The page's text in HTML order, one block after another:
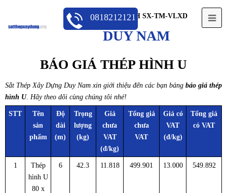
CÔNG TY TNHH SX-TM-VLXD
DUY NAM
0818212121
BÁO GIÁ THÉP HÌNH U
Sắt Thép Xây Dựng Duy Nam xin giới thiệu đến các bạn bảng báo giá thép
hình U. Hãy theo dõi cùng chúng tôi nhé!
STT
Tên
sản
phẩm
Độ
dài
(m)
Trọng
lượng
(kg)
Giá
chưa
VAT
(đ/kg)
Tổng giá
chưa
VAT
Giá có
VAT
(đ/kg)
Tổng giá
có VAT
1
Thép
hình U
80 x
6 42.3 11.818 499.901 13.000 549.892